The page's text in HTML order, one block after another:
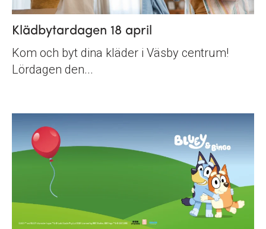
Klädbytardagen 18 april
Kom och byt dina kläder i Väsby centrum!
Lördagen den...